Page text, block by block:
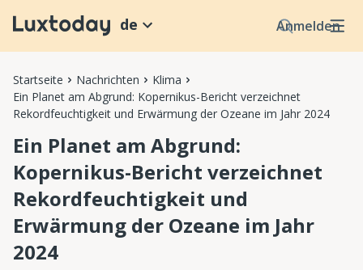
Anmelden
de
Startseite Nachrichten
Klima
Ein Planet am Abgrund: Kopernikus-Bericht verzeichnet
Rekordfeuchtigkeit und Erwärmung der Ozeane im Jahr 2024
Ein Planet am Abgrund:
Kopernikus-Bericht verzeichnet
Rekordfeuchtigkeit und
Erwärmung der Ozeane im Jahr
2024